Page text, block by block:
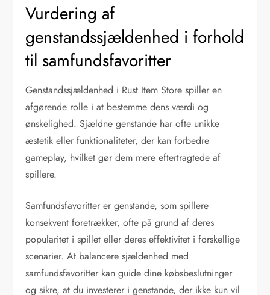
Vurdering af
genstandssjældenhed i forhold
til samfundsfavoritter
Genstandssjældenhed i Rust Item Store spiller en
afgørende rolle i at bestemme dens værdi og
ønskelighed. Sjældne genstande har ofte unikke
æstetik eller funktionaliteter, der kan forbedre
gameplay, hvilket gør dem mere eftertragtede af
spillere.
Samfundsfavoritter er genstande, som spillere
konsekvent foretrækker, ofte på grund af deres
popularitet i spillet eller deres effektivitet i forskellige
scenarier. At balancere sjældenhed med
samfundsfavoritter kan guide dine købsbeslutninger
og sikre, at du investerer i genstande, der ikke kun vil